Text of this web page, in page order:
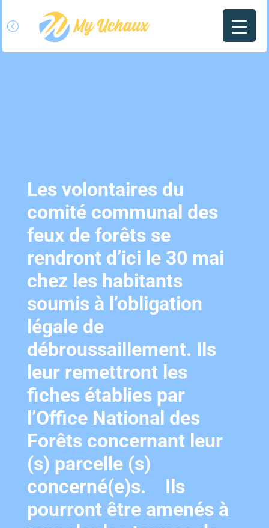
Les volontaires du
comité communal des
feux de forêts se
rendront d’ici le 30 mai
chez les habitants
soumis à l’obligation
légale de
débroussaillement. Ils
leur remettront les
fiches établies par
l’Office National des
Forêts concernant leur
(s) parcelle (s)
concerné(e)s. Ils
pourront être amenés à